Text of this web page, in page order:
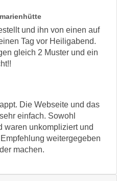
und ihn von einen auf
Tag vor Heiligabend.
gleich 2 Muster und ein
Die Webseite und das
einfach. Sowohl
waren unkompliziert und
weitergegeben
machen.